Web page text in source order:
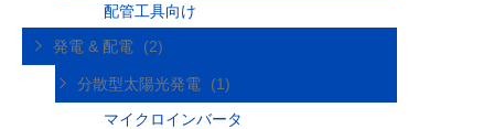
配管工具向け
発電 & 配電
(2)
分散型太陽光発電
(1)
マイクロインバータ